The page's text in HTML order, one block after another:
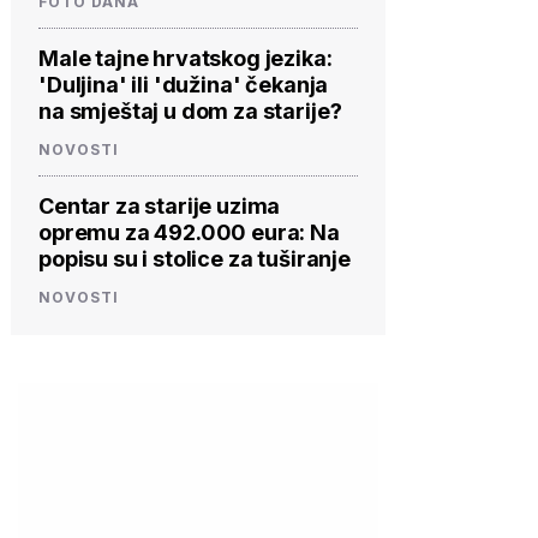
Male tajne hrvatskog jezika:
'Duljina' ili 'dužina' čekanja
na smještaj u dom za starije?
NOVOSTI
Centar za starije uzima
opremu za 492.000 eura: Na
popisu su i stolice za tuširanje
NOVOSTI